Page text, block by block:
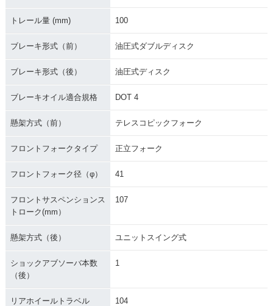
トレール量 (mm) 100
ブレーキ形式（前） 油圧式ダブルディスク
ブレーキ形式（後） 油圧式ディスク
ブレーキオイル適合規格 DOT 4
懸架方式（前） テレスコピックフォーク
フロントフォークタイプ 正立フォーク
フロントフォーク径（φ） 41
フロントサスペンションス
トローク(mm）
107
懸架方式（後） ユニットスイング式
ショックアブソーバ本数
（後）
1
リアホイールトラベル
104